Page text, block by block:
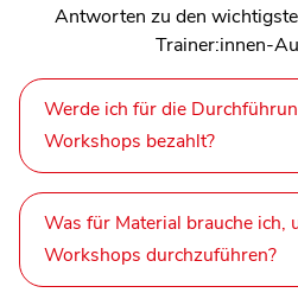
Antworten zu den
Trainer:innen-
Werde ich für die
Workshops bezahlt?
Was für Material brauche ich,
Workshops durchzuführen?